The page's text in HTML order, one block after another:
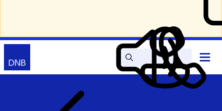
Zoek Lees
voor
Mijn
DNB
Contact